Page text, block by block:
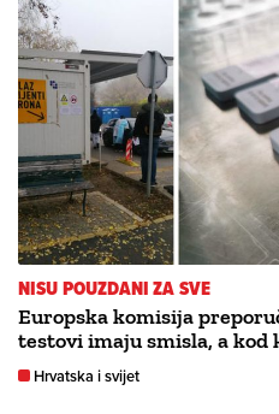
NISU POUZDANI ZA SVE
Europska komisija
testovi imaju smisla, a kod
Hrvatska i svijet